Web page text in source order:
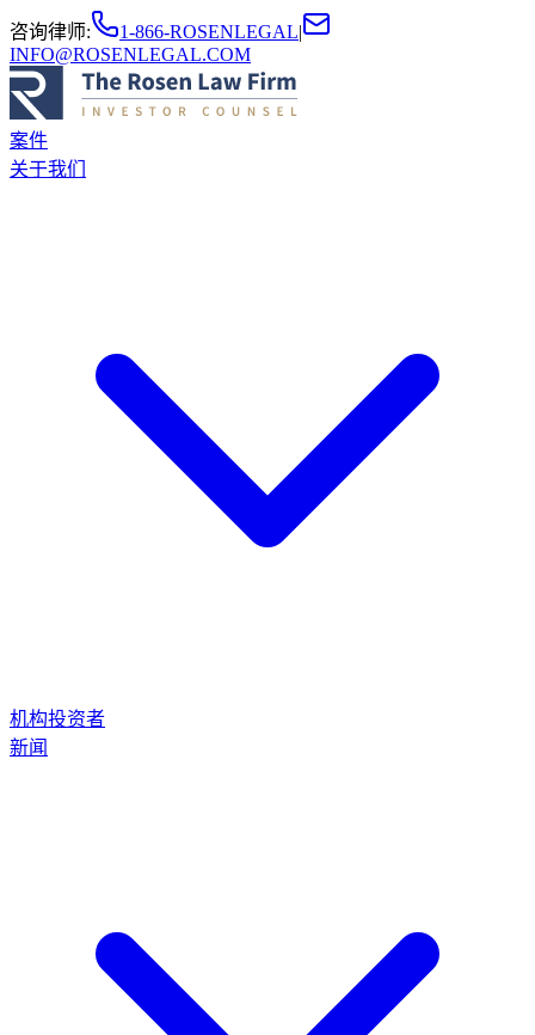
咨询律师: 1-866-ROSENLEGAL|
INFO@ROSENLEGAL.COM
案件
关于我们
机构投资者
新闻